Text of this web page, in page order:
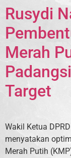
Rusydi
Merah
Target
Wakil Ketua
menyatakan
Merah Putih